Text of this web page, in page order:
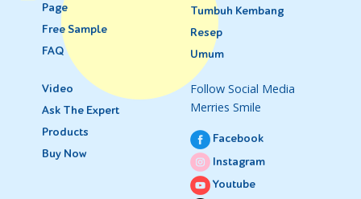
Page
Free Sample
FAQ
Tumbuh Kembang
Resep
Umum
Video
Ask The Expert
Products
Buy Now
Follow Social Media
Merries Smile
Facebook
Instagram
Youtube